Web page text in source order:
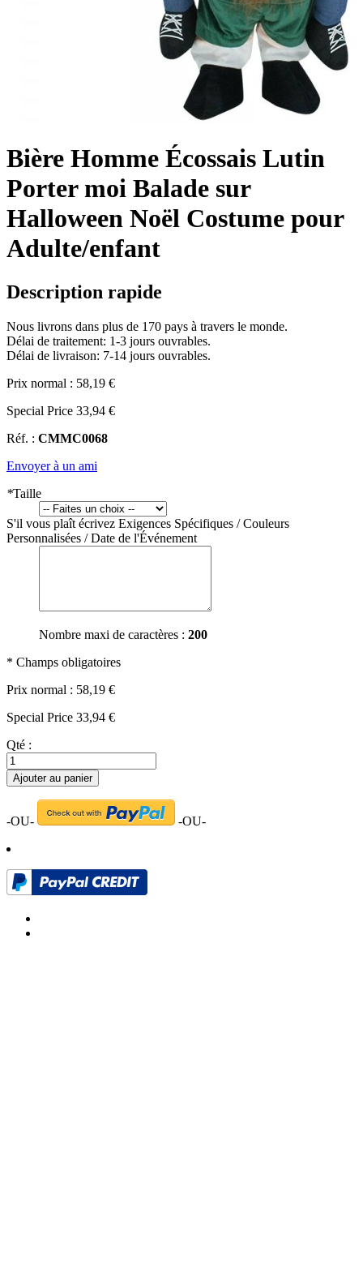
Bière Homme Écossais Lutin
Porter moi Balade sur
Halloween Noël Costume pour
Adulte/enfant
Description rapide
Nous livrons dans plus de 170 pays à travers le monde.
Délai de traitement: 1-3 jours ouvrables.
Délai de livraison: 7-14 jours ouvrables.
Prix normal : 58,19 €
Special Price 33,94 €
Réf. : CMMC0068
Envoyer à un ami
*Taille
S'il vous plaît écrivez Exigences Spécifiques / Couleurs
Personnalisées / Date de l'Événement
Nombre maxi de caractères : 200
* Champs obligatoires
Prix normal : 58,19 €
Special Price 33,94 €
Qté :
Ajouter au panier
-OU- -OU-